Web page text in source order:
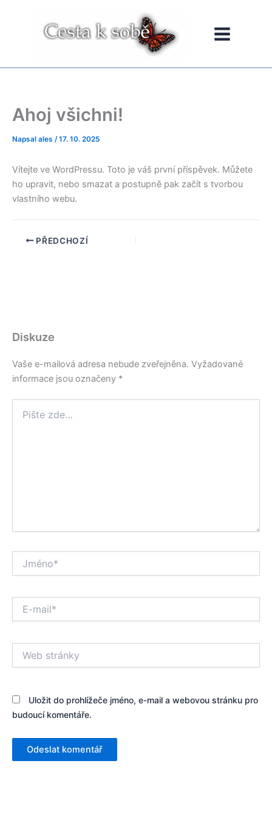
Ahoj všichni!
Napsal ales /17. 10. 2025
Vítejte ve WordPressu. Toto je váš první příspěvek. Můžete
ho upravit, nebo smazat a postupně pak začít s tvorbou
vlastního webu.
PŘEDCHOZÍ
Diskuze
Vaše e-mailová adresa nebude zveřejněna. Vyžadované
informace jsou označeny *
zde…
mail*
stránky
Uložit do prohlížeče jméno, e-mail a webovou stránku pro
budoucí komentáře.